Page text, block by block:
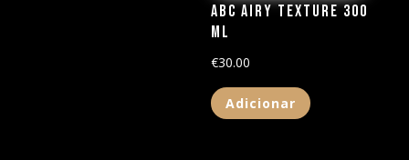
ABC Airy Texture 300
ml
€30.00
Adicionar